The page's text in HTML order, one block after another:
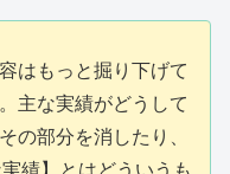
はもっと掘り下げて
主な実績がどうして
の部分を消したり、